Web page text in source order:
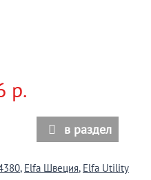
р.
 в раздел
, Elfa Швеция, Elfa Utility